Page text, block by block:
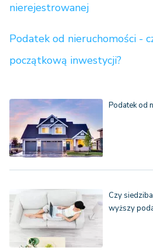
nierejestrowanej
Podatek od nieruchomości -
początkową inwestycji?
Podatek od
Czy
wyższy